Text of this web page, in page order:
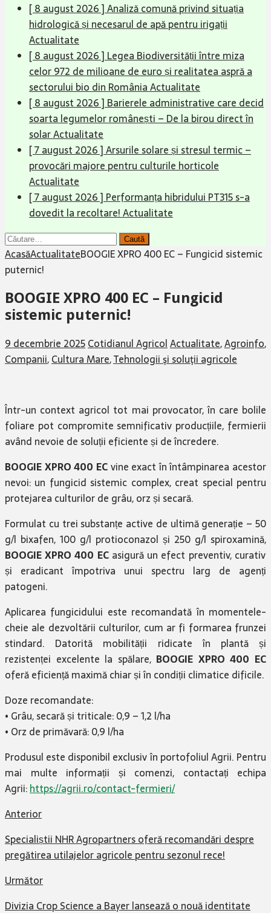
[ 8 august 2026 ]Analiză comună privind situația
hidrologică și necesarul de apă pentru irigații
Actualitate
[ 8 august 2026 ] Legea Biodiversității între miza
celor 972 de milioane de euro și realitatea aspră a
sectorului bio din RomâniaActualitate
[ 8 august 2026 ] Barierele administrative care decid
soarta legumelor românești – De la birou direct în
solarActualitate
[ 7 august 2026 ]Arsurile solare și stresul termic –
provocări majore pentru culturile horticole
Actualitate
[ 7 august 2026 ] Performanța hibridului PT315 s-a
dovedit la recoltare!Actualitate
Caută
după:
AcasăActualitateBOOGIE XPRO 400 EC – Fungicid sistemic
puternic!
BOOGIE XPRO 400 EC – Fungicid
sistemic puternic!
9 decembrie 2025Cotidianul AgricolActualitate,Agroinfo,
Companii,Cultura Mare,Tehnologii şi soluţii agricole
Într-un context agricol tot mai provocator, în care bolile
foliare pot compromite semnificativ producțiile, fermierii
având nevoie de soluții eficiente și de încredere.
BOOGIE XPRO 400 ECvine exact în întâmpinarea acestor
nevoi: un fungicid sistemic complex, creat special pentru
protejarea culturilor de grâu, orz și secară.
Formulat cu trei substanțe active de ultimă generație – 50
g/l bixafen, 100 g/l protioconazol și 250 g/l spiroxamină,
BOOGIE XPRO 400 EC asigură un efect preventiv, curativ
și eradicant împotriva unui spectru larg de agenți
patogeni.
Aplicarea fungicidului este recomandată în momentele-
cheie ale dezvoltării culturilor, cum ar fi formarea frunzei
stindard. Datorită mobilității ridicate în plantă și
rezistenței excelente la spălare, BOOGIE XPRO 400 EC
oferă eficiență maximă chiar și în condiții climatice dificile.
Doze recomandate:
• Grâu, secară și triticale: 0,9 – 1,2 l/ha
• Orz de primăvară: 0,9 l/ha
Produsul este disponibil exclusiv în portofoliul Agrii. Pentru
mai multe informații și comenzi, contactați echipa
Agrii:https://agrii.ro/contact-fermieri/
Anterior
Specialiștii NHR Agropartners oferă recomandări despre
pregătirea utilajelor agricole pentru sezonul rece!
Următor
Divizia Crop Science a Bayer lansează o nouă identitate